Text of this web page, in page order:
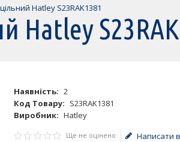
Hatley S23RAK1381
Hatley
Наявність: 2
Код Товару: S23RAK1381
Виробник: Hatley
Ще не оцінено Написати